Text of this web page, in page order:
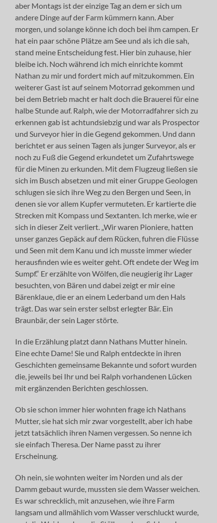
aber Montags ist der einzige Tag an dem er sich um
andere Dinge auf der Farm kümmern kann. Aber
morgen, und solange könne ich doch bei ihm campen. Er
hat ein paar schöne Plätze am See und als ich die sah,
stand meine Entscheidung fest. Hier bin zuhause, hier
bleibe ich. Noch während ich mich einrichte kommt
Nathan zu mir und fordert mich auf mitzukommen. Ein
weiterer Gast ist auf seinem Motorrad gekommen und
bei dem Betrieb macht er halt doch die Brauerei für eine
halbe Stunde auf. Ralph, wie der Motorradfahrer sich zu
erkennen gab ist achtundsiebzig und war als Prospector
und Surveyor hier in die Gegend gekommen. Und dann
berichtet er aus seinen Tagen als junger Surveyor, als er
noch zu Fuß die Gegend erkundetet um Zufahrtswege
für die Minen zu erkunden. Mit dem Flugzeug ließen sie
sich im Busch absetzen und mit einer Gruppe Geologen
schlugen sie sich ihre Weg zu den Bergen und Seen, in
denen sie vor allem Kupfer vermuteten. Er kartierte die
Strecken mit Kompass und Sextanten. Ich merke, wie er
sich in dieser Zeit verliert. „Wir waren Pioniere, hatten
unser ganzes Gepäck auf dem Rücken, fuhren die Flüsse
und Seen mit dem Kanu und ich musste immer wieder
herausfinden wie es weiter geht. Oft endete der Weg im
Sumpf.“ Er erzählte von Wölfen, die neugierig ihr Lager
besuchten, von Bären und dabei zeigt er mir eine
Bärenklaue, die er an einem Lederband um den Hals
trägt. Das war sein erster selbst erlegter Bär. Ein
Braunbär, der sein Lager störte.
In die Erzählung platzt dann Nathans Mutter hinein.
Eine echte Dame! Sie und Ralph entdeckte in ihren
Geschichten gemeinsame Bekannte und sofort wurden
die, jeweils bei Ihr und bei Ralph vorhandenen Lücken
mit ergänzenden Berichten geschlossen.
Ob sie schon immer hier wohnten frage ich Nathans
Mutter, sie hat sich mir zwar vorgestellt, aber ich habe
jetzt tatsächlich ihren Namen vergessen. So nenne ich
sie einfach Theresa. Der Name passt zu ihrer
Erscheinung.
Oh nein, sie wohnten weiter im Norden und als der
Damm gebaut wurde, mussten sie dem Wasser weichen.
Es war schrecklich, mit anzusehen, wie ihre Farm
langsam und allmählich vom Wasser verschluckt wurde,